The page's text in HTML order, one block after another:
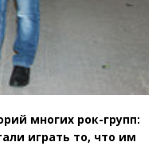
многих рок-групп:
играть то, что им